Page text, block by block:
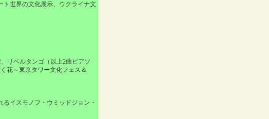
世界の文化展示、ウクライナ文
リベルタンゴ（以上2曲ピアソ
花～東京タワー文化フェス＆
イスモノフ・ウミッドジョン・